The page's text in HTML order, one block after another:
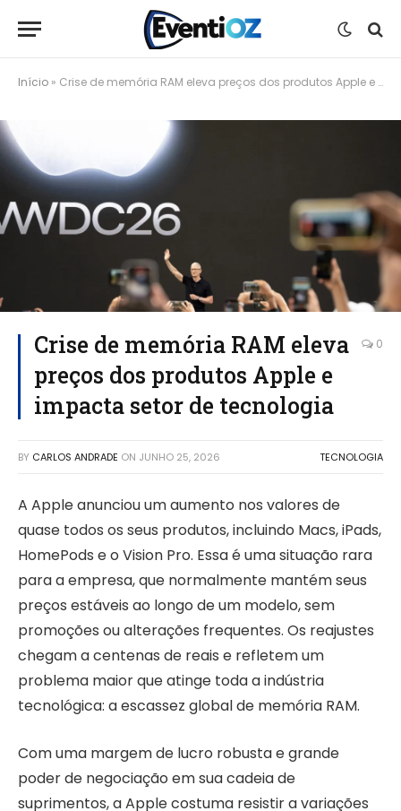
Início » Crise de memória RAM eleva preços dos produtos Apple e impacta setor de tecnologia
Crise de memória RAM eleva
preços dos produtos Apple e
impacta setor de tecnologia
0
BY CARLOS ANDRADE ON JUNHO 25, 2026 TECNOLOGIA
A Apple anunciou um aumento nos valores de
quase todos os seus produtos, incluindo Macs, iPads,
HomePods e o Vision Pro. Essa é uma situação rara
para a empresa, que normalmente mantém seus
preços estáveis ao longo de um modelo, sem
promoções ou alterações frequentes. Os reajustes
chegam a centenas de reais e refletem um
problema maior que atinge toda a indústria
tecnológica: a escassez global de memória RAM.
Com uma margem de lucro robusta e grande
poder de negociação em sua cadeia de
suprimentos, a Apple costuma resistir a variações